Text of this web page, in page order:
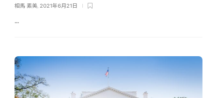
相馬 素美 2021年6月21日
...